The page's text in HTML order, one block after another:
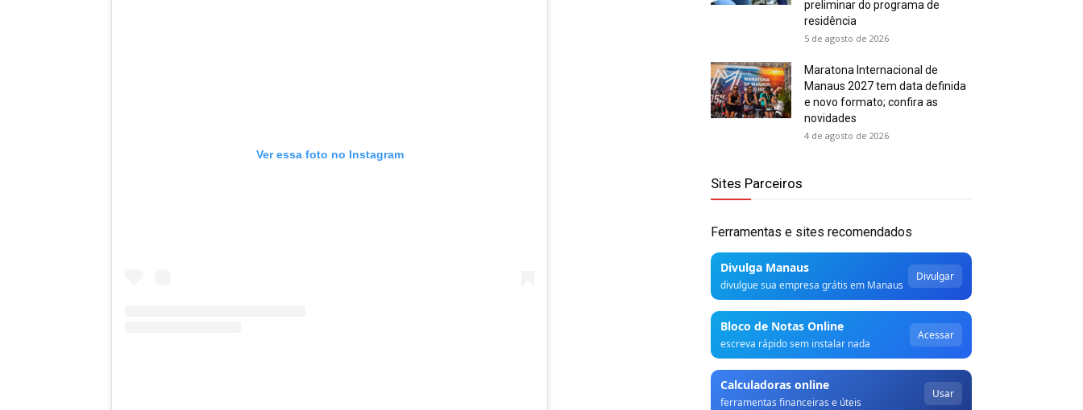
Ver essa foto no Instagram
preliminar do programa de
residência
5 de agosto de 2026
Maratona Internacional de
Manaus 2027 tem data definida
e novo formato; confira as
novidades
4 de agosto de 2026
Sites Parceiros
Ferramentas e sites recomendados
Divulga Manaus
divulgue sua empresa grátis em Manaus
Divulgar
Bloco de Notas Online
escreva rápido sem instalar nada
Acessar
Calculadoras online
ferramentas financeiras e úteis
Usar